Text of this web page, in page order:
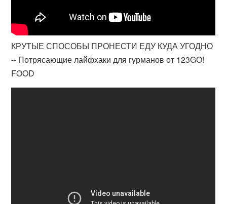
КРУТЫЕ СПОСОБЫ ПРОНЕСТИ ЕДУ КУДА УГОДНО
-- Потрясающие лайфхаки для гурманов от 123GO!
FOOD